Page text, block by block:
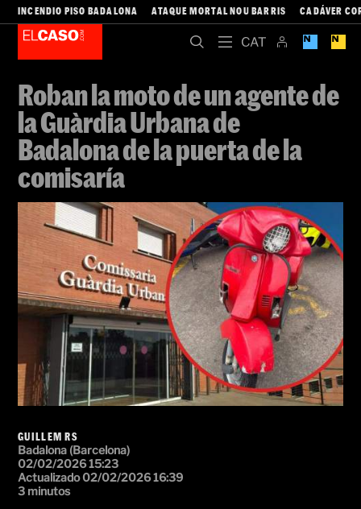
INCENDIO PISO BADALONA ATAQUE MORTAL NOU BARRIS CADÁVER
Roban la moto de un agente de
la Guàrdia Urbana de
Badalona de la puerta de la
comisaría
GUILLEM RS
Badalona (Barcelona)
02/02/2026 15:23
Actualizado 02/02/2026 16:39
3 minutos